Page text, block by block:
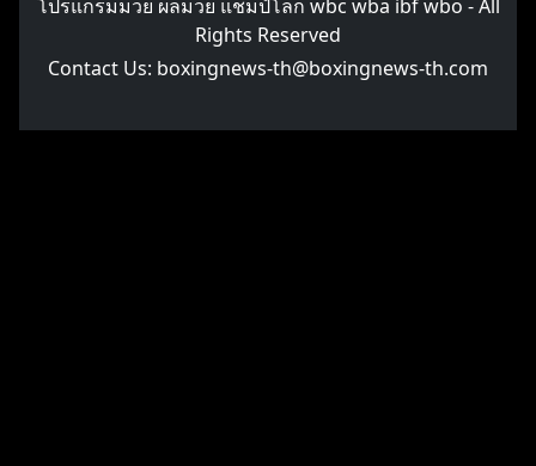
โปรแกรมมวย ผลมวย แชมป์โลก wbc wba ibf wbo - All
Rights Reserved
Contact Us: boxingnews-th@boxingnews-th.com